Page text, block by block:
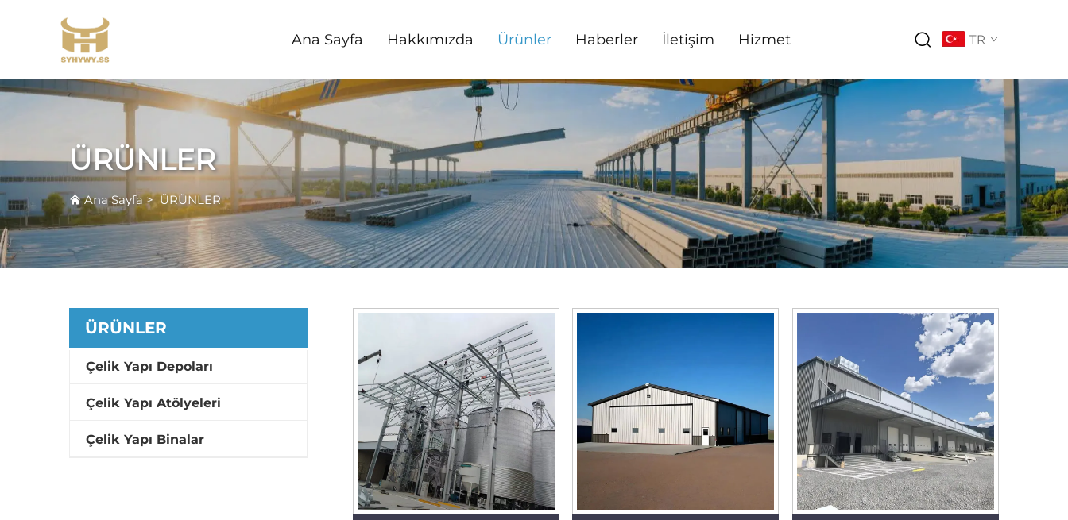
Ana Sayfa Hakkımızda Ürünler Haberler İletişim Hizmet TR
ÜRÜNLER
Ana Sayfa>ÜRÜNLER
ÜRÜNLER
Çelik Yapı Depoları
Çelik Yapı Atölyeleri
Çelik Yapı Binalar